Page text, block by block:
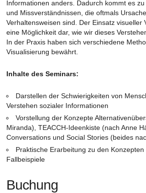
Informationen anders. Dadurch kommt es
und Missverständnissen, die oftmals
Verhaltensweisen sind. Der Einsatz visueller
eine Möglichkeit dar, wie wir dieses
In der Praxis haben sich verschiedene
Visualisierung bewährt.
Inhalte des Seminars:
Darstellen der Schwierigkeiten von
Verstehen sozialer Informationen
Vorstellung der Konzepte
Miranda), TEACCH-Ideenkiste (nach Anne
Conversations und Social Stories (beides
Praktische Erarbeitung zu den
Fallbeispiele
Buchung